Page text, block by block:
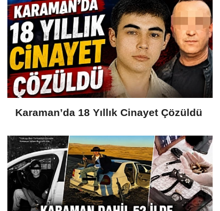
Karaman’da 18 Yıllık Cinayet Çözüldü